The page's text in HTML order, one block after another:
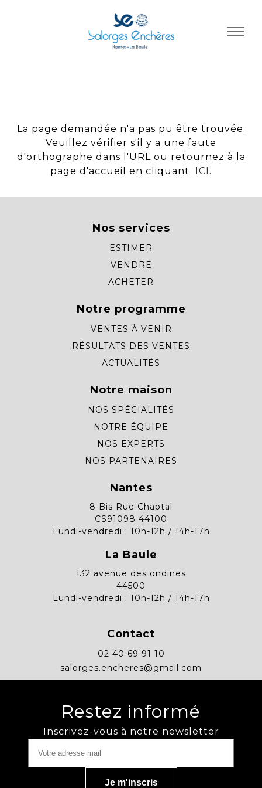
La page demandée n'a pas pu être trouvée.
Veuillez vérifier s'il y a une faute
d'orthographe dans l'URL ou retournez à la
page d'accueil en cliquant
ICI .
Nos services
ESTIMER
VENDRE
ACHETER
Notre programme
VENTES À VENIR
RÉSULTATS DES VENTES
ACTUALITÉS
Notre maison
NOS SPÉCIALITÉS
NOTRE ÉQUIPE
NOS EXPERTS
NOS PARTENAIRES
Nantes
8 Bis Rue Chaptal
CS91098 44100
Lundi-vendredi : 10h-12h / 14h-17h
La Baule
132 avenue des ondines
44500
Lundi-vendredi : 10h-12h / 14h-17h
Contact
02 40 69 91 10
salorges.encheres@gmail.com
Restez informé
Inscrivez-vous à notre newsletter